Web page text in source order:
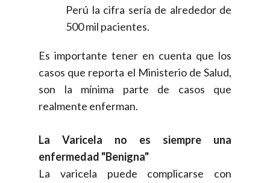
Perú la cifra sería de alrededor de
500 mil pacientes.
Es importante tener en cuenta que los
casos que reporta el Ministerio de Salud,
son la mínima parte de casos que
realmente enferman.
La Varicela no es siempre una
enfermedad "Benigna"
La varicela puede complicarse con